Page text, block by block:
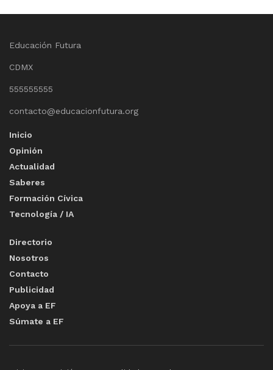
Educación Futura
CDMX
555555555
contacto@educacionfutura.org
Inicio
Opinión
Actualidad
Saberes
Formación Cívica
Tecnología / IA
Directorio
Nosotros
Contacto
Publicidad
Apoya a EF
Súmate a EF